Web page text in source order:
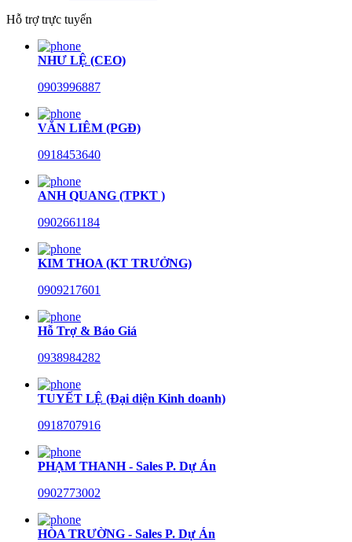
Hỗ trợ trực tuyến
NHƯ LỆ (CEO)
0903996887
VĂN LIÊM (PGĐ)
0918453640
ANH QUANG (TPKT )
0902661184
KIM THOA (KT TRƯỞNG)
0909217601
Hỗ Trợ & Báo Giá
0938984282
TUYẾT LỆ (Đại diện Kinh doanh)
0918707916
PHẠM THANH - Sales P. Dự Án
0902773002
HÒA TRƯỜNG - Sales P. Dự Án